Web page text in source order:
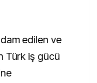
edilen ve
Türk iş gücü